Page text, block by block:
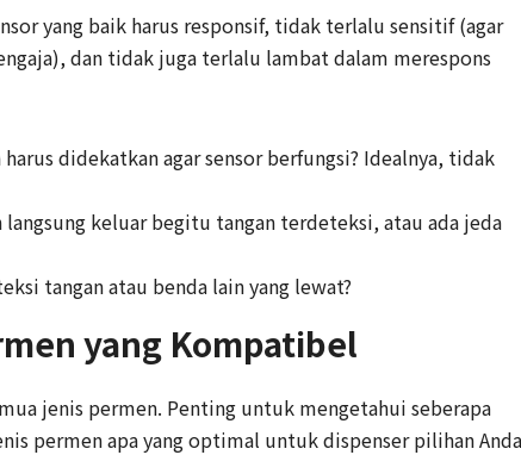
yang baik harus responsif, tidak terlalu sensitif (agar
dan tidak juga terlalu lambat dalam merespons
didekatkan agar sensor berfungsi? Idealnya, tidak
langsung keluar begitu tangan terdeteksi, atau ada jeda
tangan atau benda lain yang lewat?
yang Kompatibel
jenis permen. Penting untuk mengetahui seberapa
permen apa yang optimal untuk dispenser pilihan